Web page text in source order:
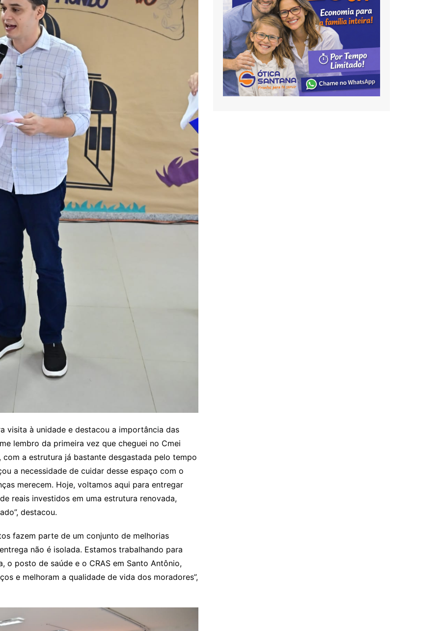
visita à unidade e destacou a importância das
lembro da primeira vez que cheguei no Cmei
a estrutura já bastante desgastada pelo tempo
a necessidade de cuidar desse espaço com o
merecem. Hoje, voltamos aqui para entregar
reais investidos em uma estrutura renovada,
destacou.
fazem parte de um conjunto de melhorias
não é isolada. Estamos trabalhando para
o posto de saúde e o CRAS em Santo Antônio,
e melhoram a qualidade de vida dos moradores”,